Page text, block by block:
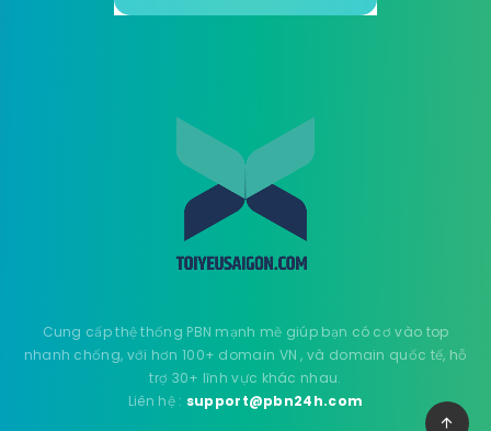
Cung cấp thệ thống PBN mạnh mẽ giúp bạn có cơ vào top
nhanh chống, với hơn 100+ domain VN , và domain quốc tế, hỗ
trợ 30+ lĩnh vực khác nhau.
Liên hệ : support@pbn24h.com